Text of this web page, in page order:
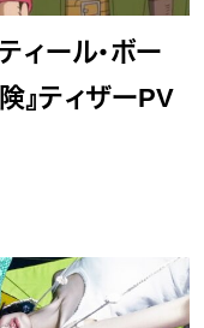
ィール・ボー
』ティザーPV